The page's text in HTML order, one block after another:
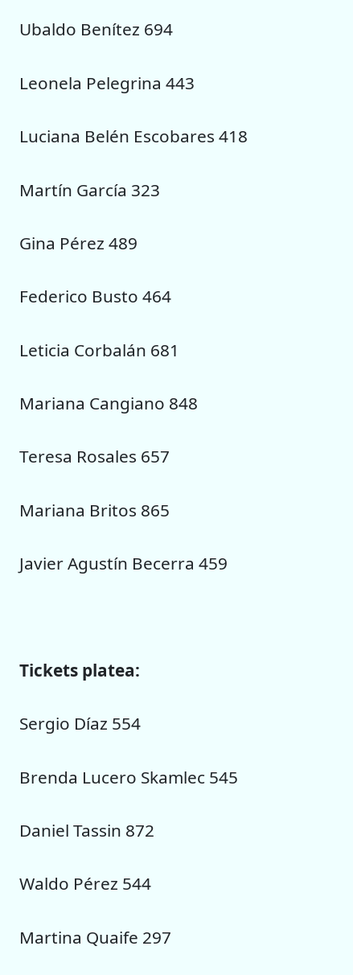
Ubaldo Benítez 694
Leonela Pelegrina 443
Luciana Belén Escobares 418
Martín García 323
Gina Pérez 489
Federico Busto 464
Leticia Corbalán 681
Mariana Cangiano 848
Teresa Rosales 657
Mariana Britos 865
Javier Agustín Becerra 459
Tickets platea:
Sergio Díaz 554
Brenda Lucero Skamlec 545
Daniel Tassin 872
Waldo Pérez 544
Martina Quaife 297